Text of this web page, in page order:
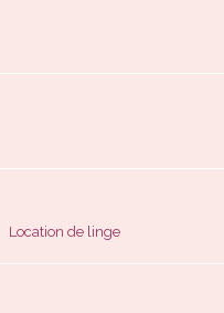
Location de linge